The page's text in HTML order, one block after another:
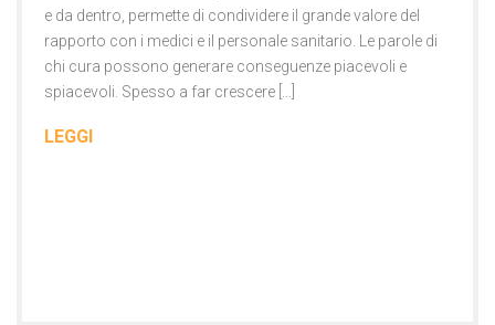
e da dentro, permette di condividere il grande valore del
rapporto con i medici e il personale sanitario. Le parole di
chi cura possono generare conseguenze piacevoli e
spiacevoli. Spesso a far crescere […]
LEGGI